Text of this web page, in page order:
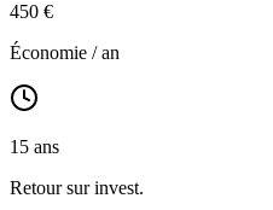
450 €
Économie / an
15 ans
Retour sur invest.